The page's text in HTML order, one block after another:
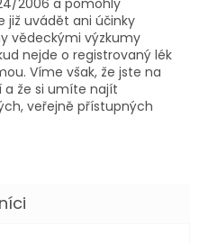
již uvádět ani účinky
vědeckými výzkumy
nejde o registrovaný lék
Víme však, že jste na
a že si umíte najít
veřejně přístupných